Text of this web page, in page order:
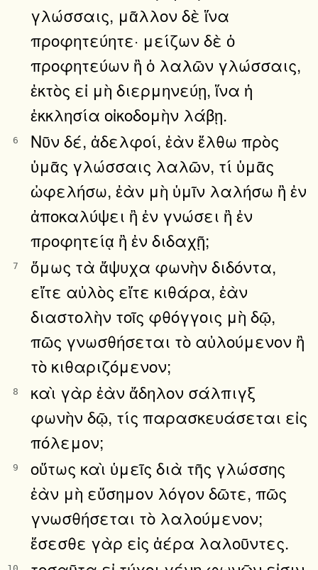
γλώσσαις, μᾶλλον δὲ ἵνα
προφητεύητε· μείζων δὲ ὁ
προφητεύων ἢ ὁ λαλῶν γλώσσαις,
ἐκτὸς εἰ μὴ διερμηνεύῃ, ἵνα ἡ
ἐκκλησία οἰκοδομὴν λάβῃ.
6
Νῦν δέ, ἀδελφοί, ἐὰν ἔλθω πρὸς
ὑμᾶς γλώσσαις λαλῶν, τί ὑμᾶς
ὠφελήσω, ἐὰν μὴ ὑμῖν λαλήσω ἢ ἐν
ἀποκαλύψει ἢ ἐν γνώσει ἢ ἐν
προφητείᾳ ἢ ἐν διδαχῇ;
7
ὅμως τὰ ἄψυχα φωνὴν διδόντα,
εἴτε αὐλὸς εἴτε κιθάρα, ἐὰν
διαστολὴν τοῖς φθόγγοις μὴ δῷ,
πῶς γνωσθήσεται τὸ αὐλούμενον ἢ
τὸ κιθαριζόμενον;
8
καὶ γὰρ ἐὰν ἄδηλον σάλπιγξ
φωνὴν δῷ, τίς παρασκευάσεται εἰς
πόλεμον;
9
οὕτως καὶ ὑμεῖς διὰ τῆς γλώσσης
ἐὰν μὴ εὔσημον λόγον δῶτε, πῶς
γνωσθήσεται τὸ λαλούμενον;
ἔσεσθε γὰρ εἰς ἀέρα λαλοῦντες.